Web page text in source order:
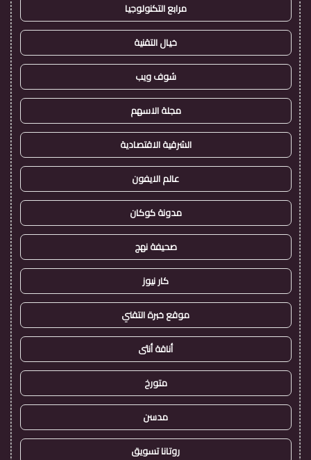
مرابع التكنولوجيا
خيال التقنية
شوف ويب
مجلة الاسهم
الشرقية الاقتصادية
عالم الايفون
مدونة كوكان
صحيفة نهج
كار نيوز
موقع خبرة التقني
أناقة أنثى
متورخ
مدسن
روتانا تسويق